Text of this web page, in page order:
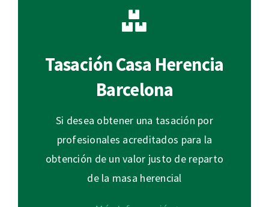
Tasación Casa Herencia
Barcelona
Si desea obtener una tasación por
profesionales acreditados para la
obtención de un valor justo de reparto
de la masa herencial